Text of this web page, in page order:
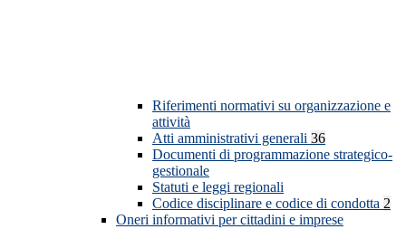
Riferimenti normativi su organizzazione e
attività
Atti amministrativi generali 36
Documenti di programmazione strategico-
gestionale
Statuti e leggi regionali
Codice disciplinare e codice di condotta 2
Oneri informativi per cittadini e imprese